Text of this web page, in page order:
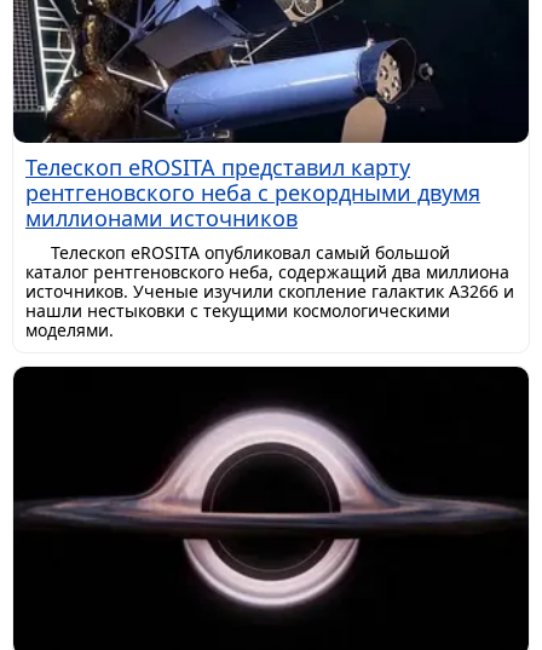
Телескоп eROSITA представил карту
рентгеновского неба с рекордными двумя
миллионами источников
Телескоп eROSITA опубликовал самый большой
каталог рентгеновского неба, содержащий два миллиона
источников. Ученые изучили скопление галактик A3266 и
нашли нестыковки с текущими космологическими
моделями.